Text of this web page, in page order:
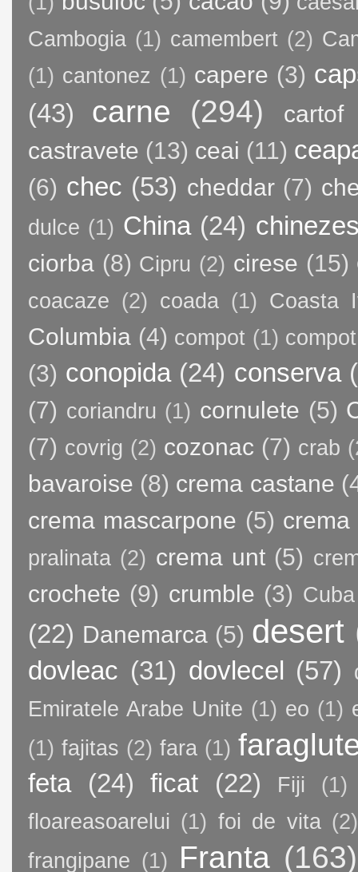
Cambogia (1) camembert (2)
(1) cantonez (1) capere (3)
(43)
carne (294)
cartof
castravete (13) ceai (11)
(6) chec (53) cheddar (7)
dulce (1) China (24)
ciorba (8) Cipru (2) cirese (15)
coacaze (2) coada (1) Coasta
Columbia (4) compot (1)
(3) conopida (24) conserva
(7) coriandru (1) cornulete (5)
(7) covrig (2) cozonac (7) crab
bavaroise (8) crema castane
crema mascarpone (5) crema
pralinata (2) crema unt (5)
crochete (9) crumble (3) Cuba
(22) Danemarca (5) desert
dovleac (31) dovlecel (57)
Emiratele Arabe Unite (1) eo (1)
(1) fajitas (2) fara (1)
feta (24) ficat (22) Fiji
(1)
floareasoarelui (1) foi de vita (2)
frangipane (1) Franta (163)